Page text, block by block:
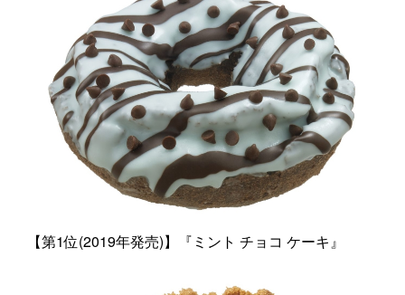
【第1位(2019年発売)】『ミント チョコ ケーキ』